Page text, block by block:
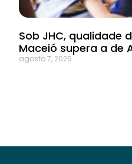
Sob JHC, qualidade
Maceió supera a de
agosto 7, 2026